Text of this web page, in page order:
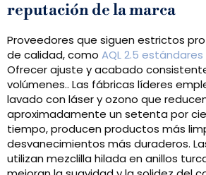
reputación de la marca
Proveedores que siguen estrictos
de calidad, como AQL 2.5
Ofrecer ajuste y acabado
volúmenes.. Las fábricas líderes
lavado con láser y ozono que
aproximadamente un setenta por
tiempo, producen productos más
desvanecimientos más duraderos.
utilizan mezclilla hilada en anillos